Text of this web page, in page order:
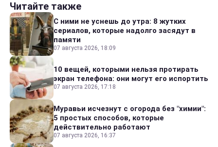
Читайте также
С ними не уснешь до утра: 8 жутких
сериалов, которые надолго засядут в
памяти
07 августа 2026, 18:09
10 вещей, которыми нельзя протирать
экран телефона: они могут его испортить
07 августа 2026, 17:18
Муравьи исчезнут с огорода без "химии":
5 простых способов, которые
действительно работают
07 августа 2026, 16:37